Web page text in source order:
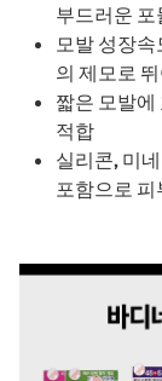
부드러운 포
모발 성장속
의 제모로
짧은 모발
적합
실리콘, 미
포함으로